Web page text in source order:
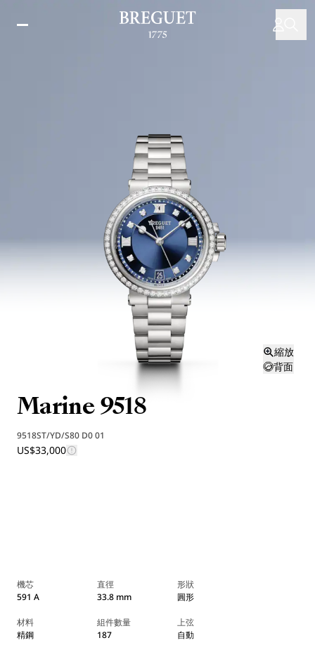
縮放
背面
Marine 9518
9518ST/YD/S80 D0 01
US$33,000
機芯
591 A
直徑
33.8 mm
形狀
圓形
材料
精鋼
組件數量
187
上弦
自動